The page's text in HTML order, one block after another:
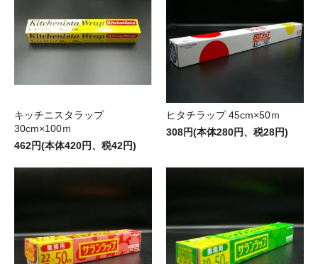
キッチニスタラップ
30cm×100ｍ
462円(本体420円、税42円)
ヒタチラップ 45cm×50ｍ
308円(本体280円、税28円)